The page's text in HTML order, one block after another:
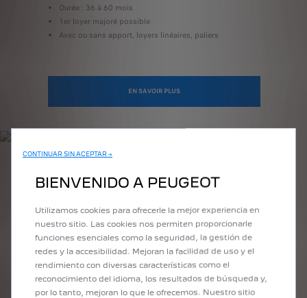
Durée : 36 à 60 mois
1er loyer majoré possible
Avec ou sans apport, loyers linéaires, paliers
EN SAVOIR PLUS
CRÉDIT CLASSIQUE
fiançant son coût d'acquisition dans le temps
Achat à crédit du véhicule
Durée : 12 à 72 mois, adaptable, avec paliers et ballon
final
Financement à 100 % possible
CONTINUAR SIN ACEPTAR →
BIENVENIDO A PEUGEOT
Utilizamos cookies para ofrecerle la mejor experiencia en
nuestro sitio. Las cookies nos permiten proporcionarle
funciones esenciales como la seguridad, la gestión de
redes y la accesibilidad. Mejoran la facilidad de uso y el
rendimiento con diversas características como el
reconocimiento del idioma, los resultados de búsqueda y,
por lo tanto, mejoran lo que le ofrecemos. Nuestro sitio